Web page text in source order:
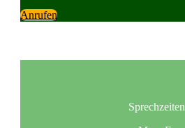
Anru­fen
Sprech­zei­ten